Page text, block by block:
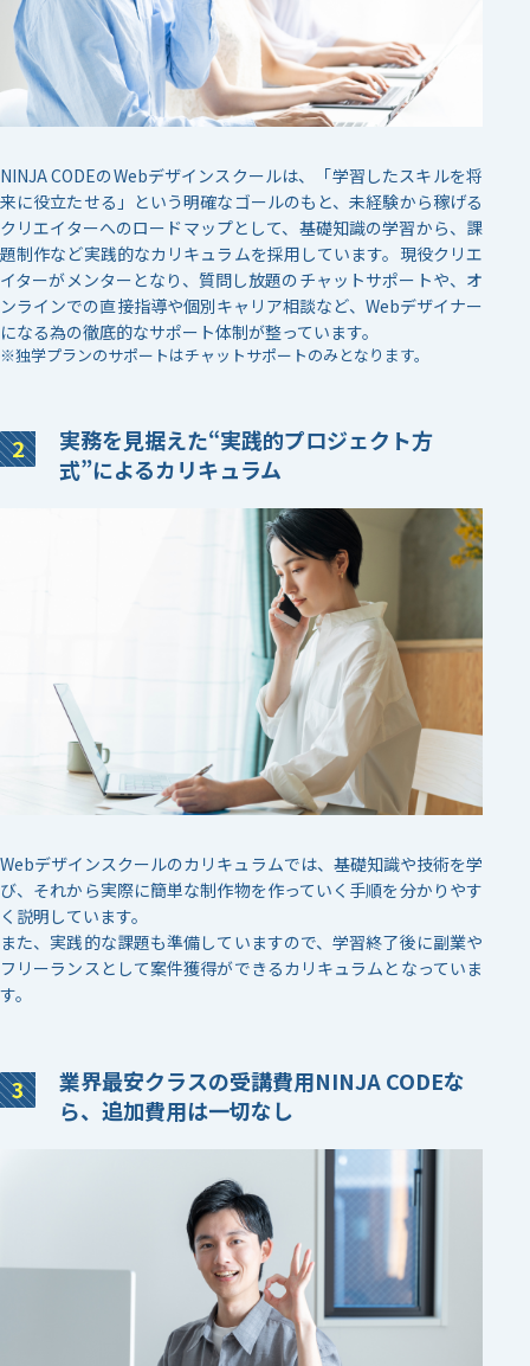
NINJA CODEのWebデザインスクールは、「学習したスキルを将
来に役立たせる」という明確なゴールのもと、未経験から稼げる
クリエイターへのロードマップとして、基礎知識の学習から、課
題制作など実践的なカリキュラムを採用しています。現役クリエ
イターがメンターとなり、質問し放題のチャットサポートや、オ
ンラインでの直接指導や個別キャリア相談など、Webデザイナー
になる為の徹底的なサポート体制が整っています。
※独学プランのサポートはチャットサポートのみとなります。
実務を見据えた“実践的プロジェクト方
式”によるカリキュラム
Webデザインスクールのカリキュラムでは、基礎知識や技術を学
び、それから実際に簡単な制作物を作っていく手順を分かりやす
く説明しています。
また、実践的な課題も準備していますので、学習終了後に副業や
フリーランスとして案件獲得ができるカリキュラムとなっていま
す。
業界最安クラスの受講費用NINJA CODEな
ら、追加費用は一切なし